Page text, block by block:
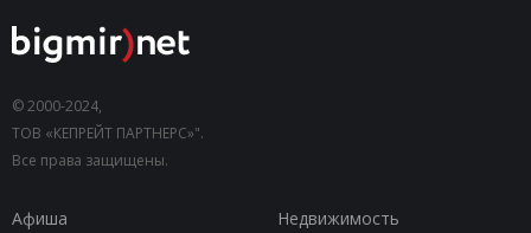
© 2000-2024,
ТОВ «КЕПРЕЙТ ПАРТНЕРС»".
Все права защищены.
Афиша
Недвижимость